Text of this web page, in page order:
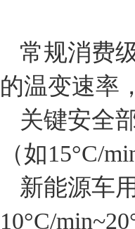
常规消费
的温变速率
关键安全
（如15°C/
新能源车
10°C/